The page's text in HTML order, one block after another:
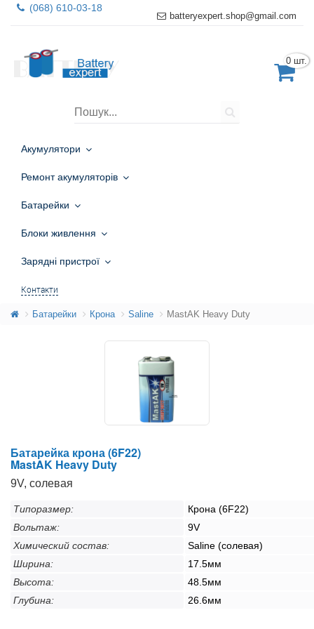
(068) 610-03-18
batteryexpert.shop@gmail.com
0 шт.
Акумулятори
Ремонт акумуляторів
Батарейки
Блоки живлення
Зарядні пристрої
Контакти
Батарейки Крона Saline MastAK Heavy Duty
Батарейка крона (6F22)
MastAK Heavy Duty
9V, солевая
Типоразмер:
Крона (6F22)
Вольтаж:
9V
Химический состав:
Saline (солевая)
Ширина:
17.5мм
Высота:
48.5мм
Глубина:
26.6мм